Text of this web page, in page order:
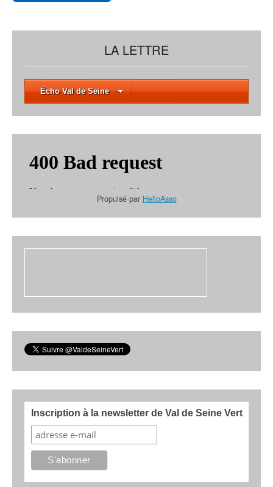
LA LETTRE
Écho Val de Seine
Propulsé par HelloAsso
Inscription à la newsletter de Val de Seine Vert